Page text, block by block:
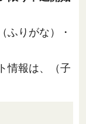
ふりがな）・
情報は、（子